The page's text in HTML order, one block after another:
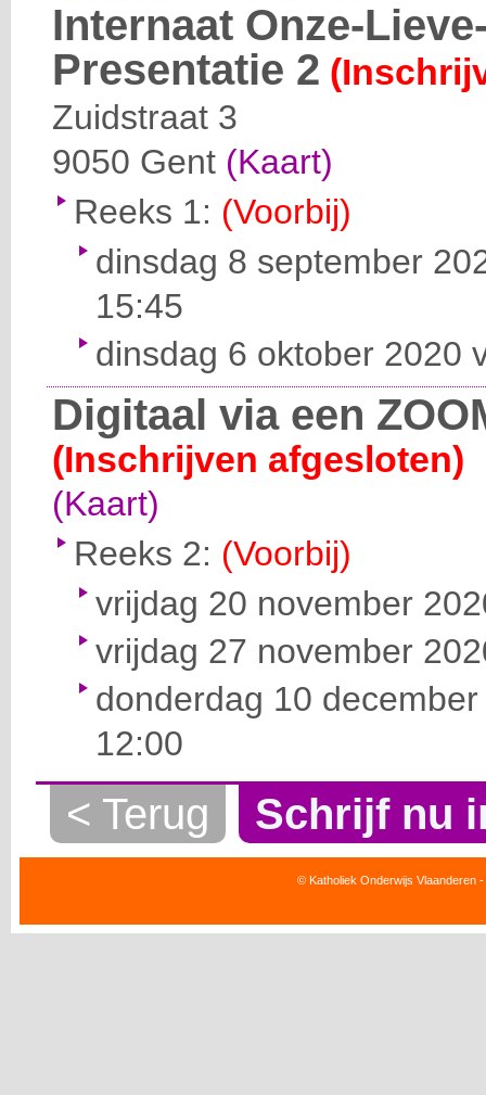
Internaat Onze-
Presentatie 2
Zuidstraat 3
9050 Gent (Kaart)
Reeks 1: (Voorbij)
dinsdag 8 september
15:45
dinsdag 6 oktober 2020
Digitaal via een
(Inschrijven afgesloten)
(Kaart)
Reeks 2: (Voorbij)
vrijdag 20 november
vrijdag 27 november
donderdag 10
12:00
< Terug Schrijf nu
© Katholiek Onderwijs Vlaanderen